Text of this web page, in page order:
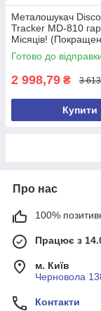
Металошукач
Tracker MD-810
Місяців!
2026 року)
Готово до
2 998,79 ₴ 3
Купити
Про нас
100%
Працює з
м. Київ
Черновола
Контакти